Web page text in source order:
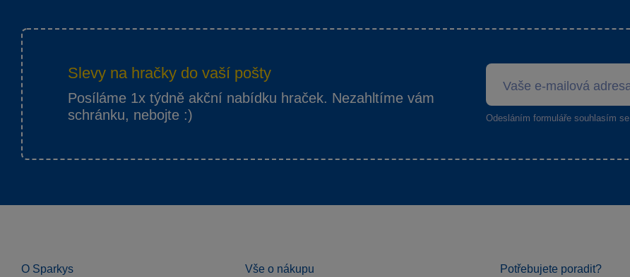
Slevy na hračky do vaší pošty
Posíláme 1x týdně akční nabídku hraček. Nezahltíme vám
schránku, nebojte :)
Odesláním formuláře souhlasím se
O Sparkys Vše o nákupu Potřebujete poradit?